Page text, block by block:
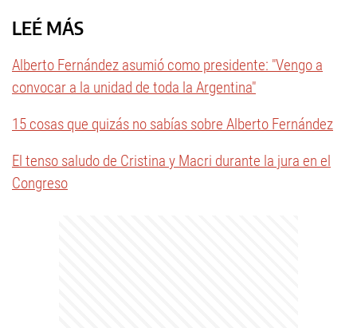
LEÉ MÁS
Alberto Fernández asumió como presidente: "Vengo a
convocar a la unidad de toda la Argentina"
15 cosas que quizás no sabías sobre Alberto Fernández
El tenso saludo de Cristina y Macri durante la jura en el
Congreso